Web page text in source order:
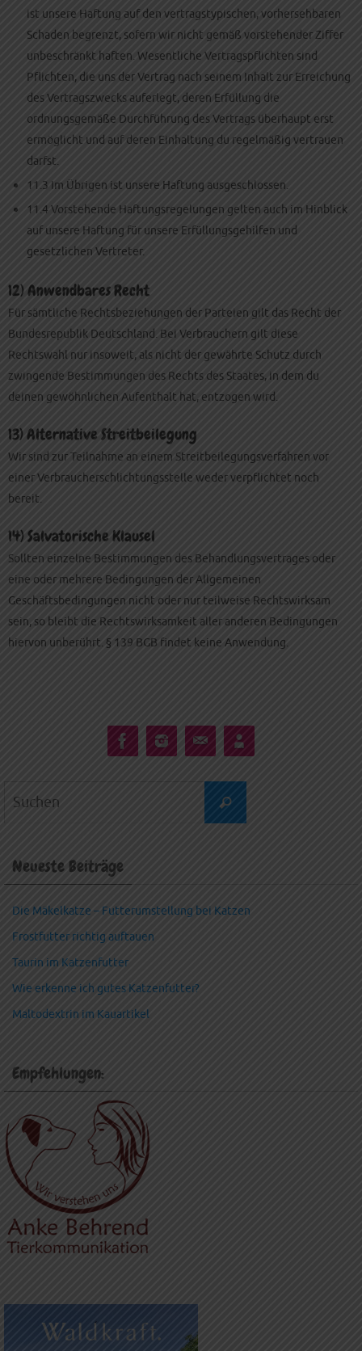
ist unsere Haftung auf den vertragstypischen, vorhersehbaren
Schaden begrenzt, sofern wir nicht gemäß vorstehender Ziffer
unbeschränkt haften. Wesentliche Vertragspflichten sind
Pflichten, die uns der Vertrag nach seinem Inhalt zur Erreichung
des Vertragszwecks auferlegt, deren Erfüllung die
ordnungsgemäße Durchführung des Vertrags überhaupt erst
ermöglicht und auf deren Einhaltung du regelmäßig vertrauen
darfst.
11.3 Im Übrigen ist unsere Haftung ausgeschlossen.
11.4 Vorstehende Haftungsregelungen gelten auch im Hinblick
auf unsere Haftung für unsere Erfüllungsgehilfen und
gesetzlichen Vertreter.
12) Anwendbares Recht
Für sämtliche Rechtsbeziehungen der Parteien gilt das Recht der
Bundesrepublik Deutschland. Bei Verbrauchern gilt diese
Rechtswahl nur insoweit, als nicht der gewährte Schutz durch
zwingende Bestimmungen des Rechts des Staates, in dem du
deinen gewöhnlichen Aufenthalt hat, entzogen wird.
13) Alternative Streitbeilegung
Wir sind zur Teilnahme an einem Streitbeilegungsverfahren vor
einer Verbraucherschlichtungsstelle weder verpflichtet noch
bereit.
14) Salvatorische Klausel
Sollten einzelne Bestimmungen des Behandlungsvertrages oder
eine oder mehrere Bedingungen der Allgemeinen
Geschäftsbedingungen nicht oder nur teilweise Rechtswirksam
sein, so bleibt die Rechtswirksamkeit aller anderen Bedingungen
hiervon unberührt. § 139 BGB findet keine Anwendung.
Suchen
Neueste Beiträge
Die Mäkelkatze – Futterumstellung bei Katzen
Frostfutter richtig auftauen
Taurin im Katzenfutter
Wie erkenne ich gutes Katzenfutter?
Maltodextrin im Kauartikel
Empfehlungen: